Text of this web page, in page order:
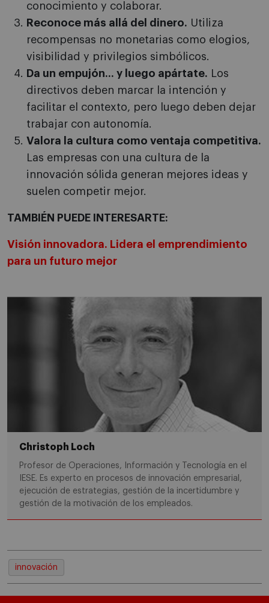
conocimiento y colaborar.
Reconoce más allá del dinero. Utiliza
recompensas no monetarias como elogios,
visibilidad y privilegios simbólicos.
Da un empujón... y luego apártate. Los
directivos deben marcar la intención y
facilitar el contexto, pero luego deben dejar
trabajar con autonomía.
Valora la cultura como ventaja competitiva.
Las empresas con una cultura de la
innovación sólida generan mejores ideas y
suelen competir mejor.
TAMBIÉN PUEDE INTERESARTE:
Visión innovadora. Lidera el emprendimiento
para un futuro mejor
Christoph Loch
Profesor de Operaciones, Información y Tecnología en el
IESE. Es experto en procesos de innovación empresarial,
ejecución de estrategias, gestión de la incertidumbre y
gestión de la motivación de los empleados.
innovación